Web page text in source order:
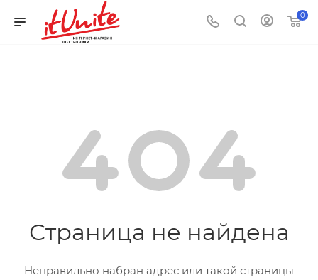
0
Страница не найдена
Неправильно набран адрес или такой страницы